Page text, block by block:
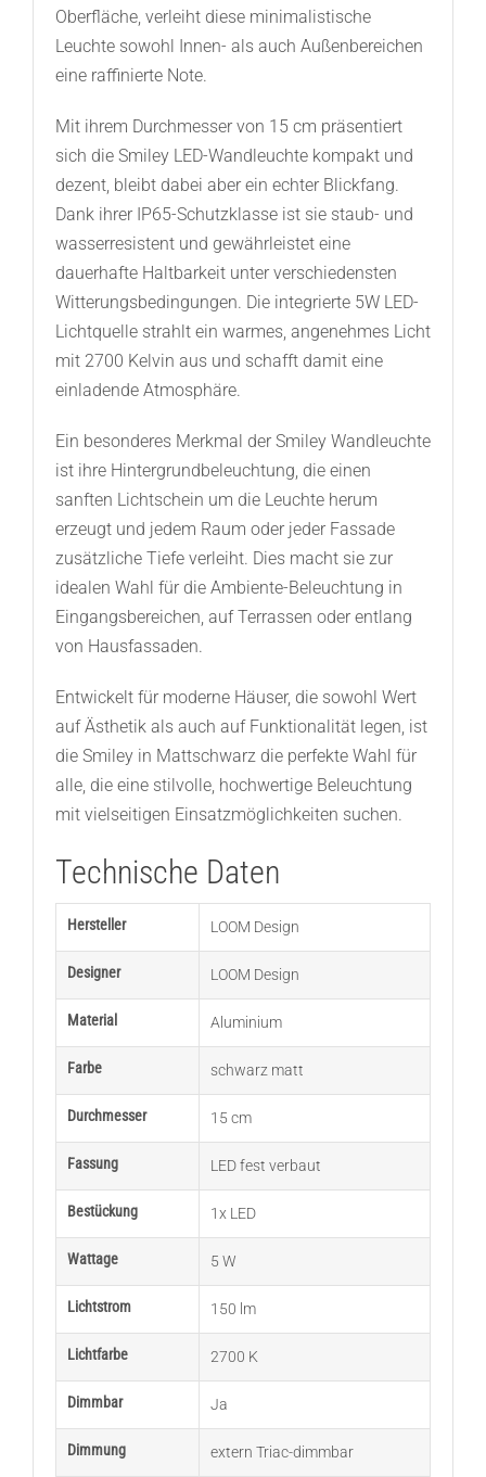
Oberfläche, verleiht diese minimalistische
Leuchte sowohl Innen- als auch Außenbereichen
eine raffinierte Note.
Mit ihrem Durchmesser von 15 cm präsentiert
sich die Smiley LED-Wandleuchte kompakt und
dezent, bleibt dabei aber ein echter Blickfang.
Dank ihrer IP65-Schutzklasse ist sie staub- und
wasserresistent und gewährleistet eine
dauerhafte Haltbarkeit unter verschiedensten
Witterungsbedingungen. Die integrierte 5W LED-
Lichtquelle strahlt ein warmes, angenehmes Licht
mit 2700 Kelvin aus und schafft damit eine
einladende Atmosphäre.
Ein besonderes Merkmal der Smiley Wandleuchte
ist ihre Hintergrundbeleuchtung, die einen
sanften Lichtschein um die Leuchte herum
erzeugt und jedem Raum oder jeder Fassade
zusätzliche Tiefe verleiht. Dies macht sie zur
idealen Wahl für die Ambiente-Beleuchtung in
Eingangsbereichen, auf Terrassen oder entlang
von Hausfassaden.
Entwickelt für moderne Häuser, die sowohl Wert
auf Ästhetik als auch auf Funktionalität legen, ist
die Smiley in Mattschwarz die perfekte Wahl für
alle, die eine stilvolle, hochwertige Beleuchtung
mit vielseitigen Einsatzmöglichkeiten suchen.
Technische Daten
Hersteller LOOM Design
Designer LOOM Design
Material Aluminium
Farbe schwarz matt
Durchmesser 15 cm
Fassung LED fest verbaut
Bestückung 1x LED
Wattage 5 W
Lichtstrom 150 lm
Lichtfarbe 2700 K
Dimmbar Ja
Dimmung extern Triac-dimmbar